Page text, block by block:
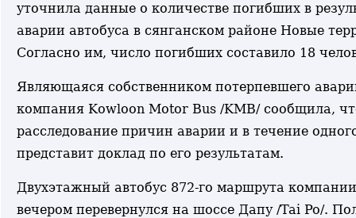
уточнила данные о количестве погибших в
аварии автобуса в сянганском районе Новые
Согласно им, число погибших составило 18
Являющаяся собственником потерпевшего
компания Kowloon Motor Bus /KMB/ сообщила,
расследование причин аварии и в течение
представит доклад по его результатам.
Двухэтажный автобус 872-го маршрута
вечером перевернулся на шоссе Дапу /Tai Po/.